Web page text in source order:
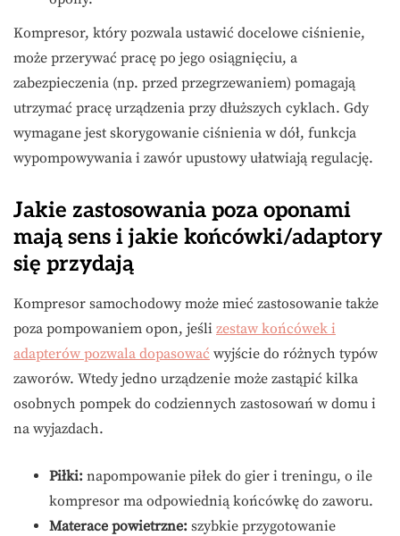
Kompresor, który pozwala ustawić docelowe ciśnienie,
może przerywać pracę po jego osiągnięciu, a
zabezpieczenia (np. przed przegrzewaniem) pomagają
utrzymać pracę urządzenia przy dłuższych cyklach. Gdy
wymagane jest skorygowanie ciśnienia w dół, funkcja
wypompowywania i zawór upustowy ułatwiają regulację.
Jakie zastosowania poza oponami
mają sens i jakie końcówki/adaptory
się przydają
Kompresor samochodowy może mieć zastosowanie także
poza pompowaniem opon, jeśli zestaw końcówek i
adapterów pozwala dopasować wyjście do różnych typów
zaworów. Wtedy jedno urządzenie może zastąpić kilka
osobnych pompek do codziennych zastosowań w domu i
na wyjazdach.
Piłki: napompowanie piłek do gier i treningu, o ile
kompresor ma odpowiednią końcówkę do zaworu.
Materace powietrzne: szybkie przygotowanie